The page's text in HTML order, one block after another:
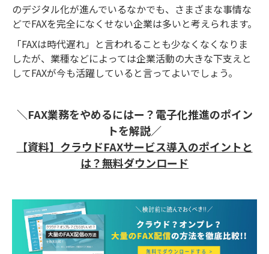
のデジタル化が進んでいるなかでも、さまざまな事情な
どでFAXを完全になくせない企業は多いと考えられます。
「FAXは時代遅れ」と言われることも少なくなくなりま
したが、業種などによっては企業活動の大きな下支えと
してFAXが今も活躍していると言ってよいでしょう。
＼FAX業務をやめるにはー？電子化推進のポイン
トを解説／
【資料】クラウドFAXサービス導入のポイントと
は？無料ダウンロード